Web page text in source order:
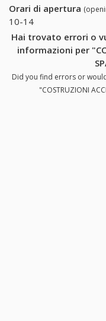
Orari di apertura
10-14
Hai trovato errori o
informazioni per
Did you find errors or
"COSTRUZIONI